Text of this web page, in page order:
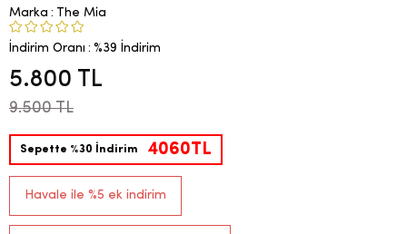
Marka : The Mia
İndirim Oranı : %39 İndirim
9.500 TL
5.800 TL
Sepette %30 İndirim 4060TL
Havale ile %5 ek indirim